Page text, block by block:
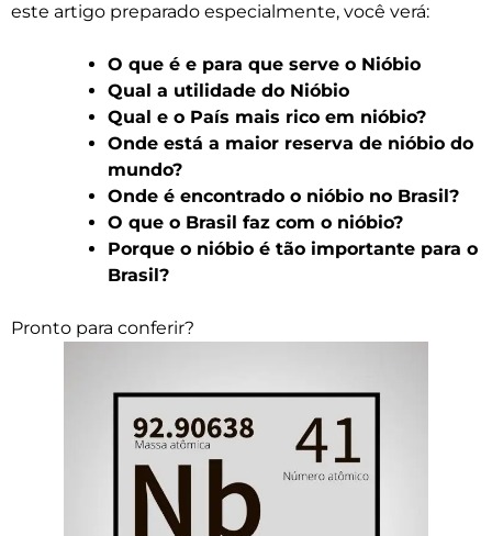
este artigo preparado especialmente, você verá:
O que é e para que serve o Nióbio
Qual a utilidade do Nióbio
Qual e o País mais rico em nióbio?
Onde está a maior reserva de nióbio do
mundo?
Onde é encontrado o nióbio no Brasil?
O que o Brasil faz com o nióbio?
Porque o nióbio é tão importante para o
Brasil?
Pronto para conferir?